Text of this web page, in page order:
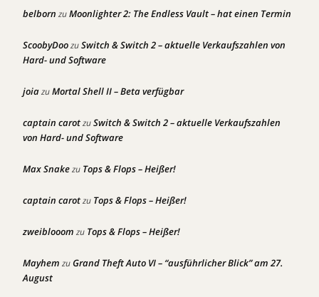
belborn zuMoonlighter 2: The Endless Vault – hat einen Termin
ScoobyDoozuSwitch & Switch 2 – aktuelle Verkaufszahlen von
Hard- und Software
joiazuMortal Shell II – Beta verfügbar
captain carotzuSwitch & Switch 2 – aktuelle Verkaufszahlen
von Hard- und Software
Max Snakezu Tops & Flops – Heißer!
captain carotzu Tops & Flops – Heißer!
zweiblooom zu Tops & Flops – Heißer!
Mayhem zuGrand Theft Auto VI – “ausführlicher Blick” am 27.
August